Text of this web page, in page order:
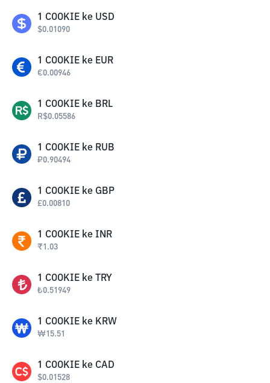
1 COOKIE ke USD
$0.01090
1 COOKIE ke EUR
€0.00946
1 COOKIE ke BRL
R$0.05586
1 COOKIE ke RUB
₽0.90494
1 COOKIE ke GBP
£0.00810
1 COOKIE ke INR
₹1.03
1 COOKIE ke TRY
₺0.51949
1 COOKIE ke KRW
₩15.51
1 COOKIE ke CAD
$0.01528